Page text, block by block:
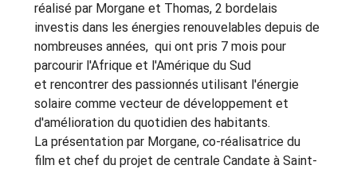
réalisé par Morgane et Thomas, 2 bordelais
investis dans les énergies renouvelables depuis de
nombreuses années,  qui ont pris 7 mois pour
parcourir l'Afrique et l'Amérique du Sud
et rencontrer des passionnés utilisant l'énergie
solaire comme vecteur de développement et
d'amélioration du quotidien des habitants.
La présentation par Morgane, co-réalisatrice du
film et chef du projet de centrale Candate à Saint-